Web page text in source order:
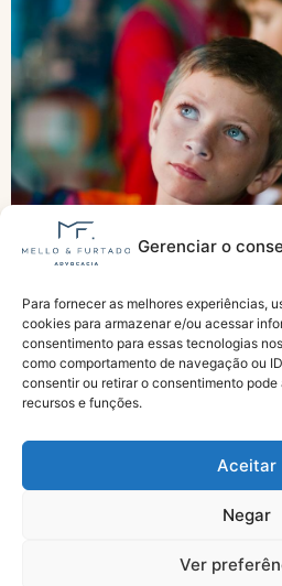
Gerenciar o
Para fornecer as melhores experiências,
cookies para armazenar e/ou acessar
consentimento para essas tecnologias
como comportamento de navegação ou
consentir ou retirar o consentimento
recursos e funções.
Aceitar
Negar
Ver
Justiça obriga INSS a fazer
para órfãos do feminicídio
Especialistas em